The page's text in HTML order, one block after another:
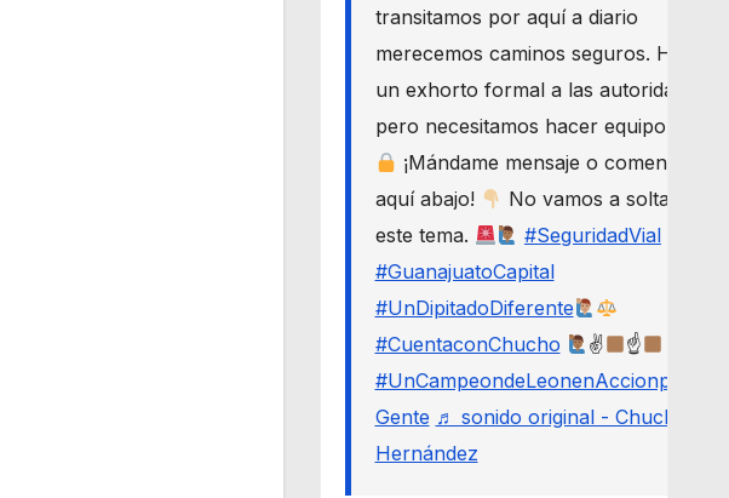
transitamos por aquí a diario
merecemos caminos seguros. Haré
un exhorto formal a las autoridades,
pero necesitamos hacer equipo.
¡Mándame mensaje o comenta
aquí abajo!
No vamos a soltar
este tema.
#SeguridadVial
#GuanajuatoCapital
#UnDipitadoDiferente
#CuentaconChucho
✌
☝
#UnCampeondeLeonenAccionporLa
Gente ♬ sonido original - Chucho
Hernández